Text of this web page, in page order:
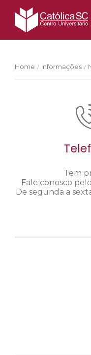
Home / Informações /
Tem
Fale conosco
De segunda a